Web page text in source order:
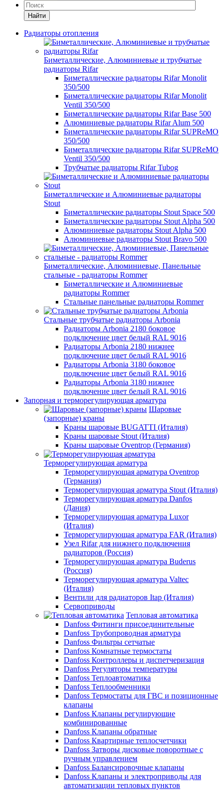
Найти
Радиаторы отопления
Биметаллические, Алюминиевые и трубчатые
радиаторы Rifar
Биметаллические радиаторы Rifar Monolit
350/500
Биметаллические радиаторы Rifar Monolit
Ventil 350/500
Биметаллические радиаторы Rifar Base 500
Алюминиевые радиаторы Rifar Alum 500
Биметаллические радиаторы Rifar SUPReMO
350/500
Биметаллические радиаторы Rifar SUPReMO
Ventil 350/500
Трубчатые радиаторы Rifar Tubog
Биметаллические и Алюминиевые радиаторы
Stout
Биметаллические радиаторы Stout Space 500
Биметаллические радиаторы Stout Alpha 500
Алюминиевые радиаторы Stout Alpha 500
Алюминиевые радиаторы Stout Bravo 500
Биметаллические, Алюминиевые, Панельные
стальные - радиаторы Rommer
Биметаллические и Алюминиевые
радиаторы Rommer
Стальные панельные радиаторы Rommer
Стальные трубчатые радиаторы Arbonia
Радиаторы Arbonia 2180 боковое
подключение цвет белый RAL 9016
Радиаторы Arbonia 2180 нижнее
подключение цвет белый RAL 9016
Радиаторы Arbonia 3180 боковое
подключение цвет белый RAL 9016
Радиаторы Arbonia 3180 нижнее
подключение цвет белый RAL 9016
Запорная и терморегулирующая арматура
Шаровые
(запорные) краны
Краны шаровые BUGATTI (Италия)
Краны шаровые Stout (Италия)
Краны шаровые Oventrop (Германия)
Терморегулирующая арматура
Терморегулирующая арматура Oventrop
(Германия)
Терморегулирующая арматура Stout (Италия)
Терморегулирующая арматура Danfos
(Дания)
Терморегулирующая арматура Luxor
(Италия)
Терморегулирующая арматура FAR (Италия)
Узел Rifar для нижнего подключения
радиаторов (Россия)
Терморегулирующая арматура Buderus
(Россия)
Терморегулирующая арматура Valtec
(Италия)
Вентили для радиаторов Itap (Италия)
Сервоприводы
Тепловая автоматика
Danfoss Фитинги присоединительные
Danfoss Трубопроводная арматура
Danfoss Фильтры сетчатые
Danfoss Комнатные термостаты
Danfoss Контроллеры и диспетчеризация
Danfoss Регуляторы температуры
Danfoss Теплоавтоматика
Danfoss Теплообменники
Danfoss Термостаты для ГВС и позиционные
клапаны
Danfoss Клапаны регулирующие
комбинированные
Danfoss Клапаны обратные
Danfoss Квартирные теплосчетчики
Danfoss Затворы дисковые поворотные с
ручным управлением
Danfoss Балансировочные клапаны
Danfoss Клапаны и электроприводы для
автоматизации тепловых пунктов